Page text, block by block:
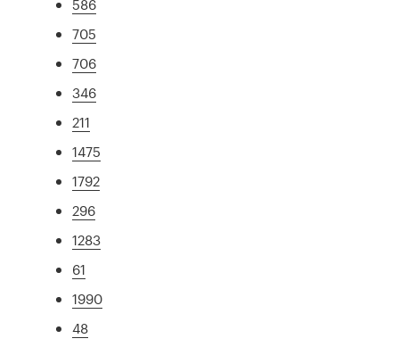
586
705
706
346
211
1475
1792
296
1283
61
1990
48